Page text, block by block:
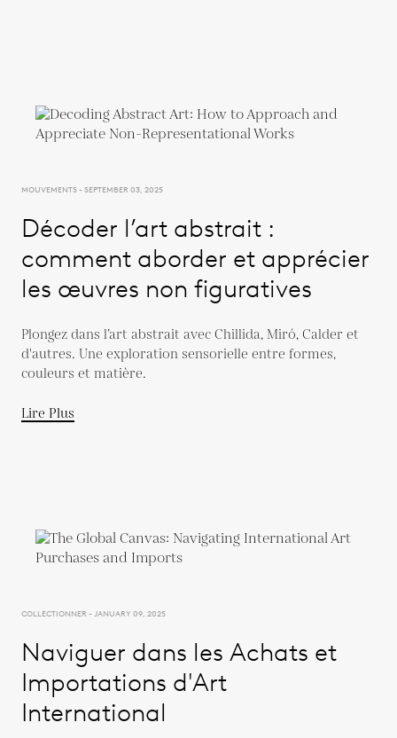
MOUVEMENTS - SEPTEMBER 03, 2025
Décoder l’art abstrait :
comment aborder et apprécier
les œuvres non figuratives
Plongez dans l’art abstrait avec Chillida, Miró, Calder et
d'autres. Une exploration sensorielle entre formes,
couleurs et matière.
Lire Plus
COLLECTIONNER - JANUARY 09, 2025
Naviguer dans les Achats et
Importations d'Art
International